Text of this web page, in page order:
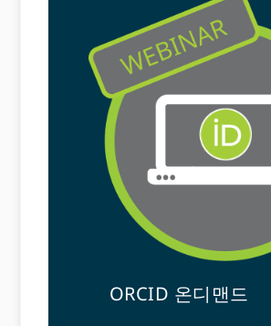
ORCID 온디맨드